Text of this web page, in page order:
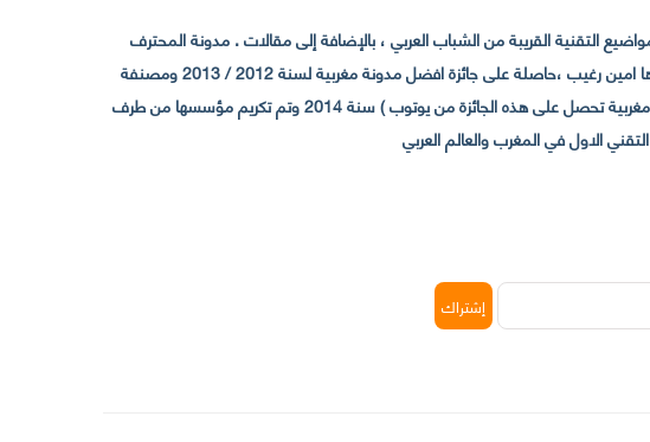
القريبة من الشباب العربي ، بالإضافة إلى مقالات . مدونة المحترف
تأسست سنة 2009 حيث تستقطب الآن عدد كبير من الزوار من كافة ربوع الوطن العربي ، حيث ان مقرها الرئيسي بالمغرب و مديرها امين رغيب ،حاصلة على جائزة افضل مدونة مغربية لسنة 2012 / 2013 ومصنفة
ضمن افضل 10 مدونات عربية حسب المركز الدولي للصحفيين ICFJ سنة 2013 وحاصلة على الجائزة الفضية من يوتوب (اول قناة مغربية تحصل على هذه الجائزة من يوتوب ) سنة 2014 وتم تكريم مؤسسها من طرف